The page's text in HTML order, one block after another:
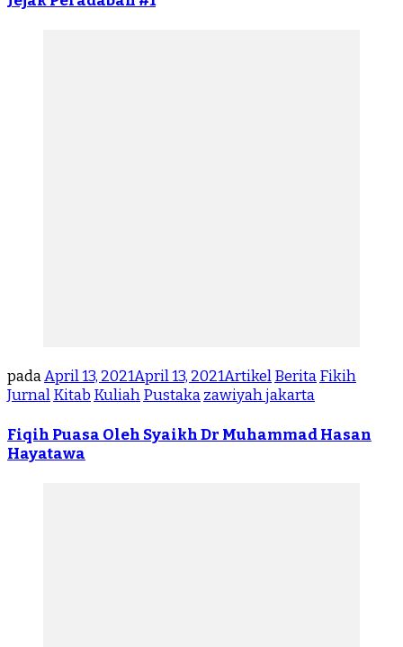
padaApril 13, 2021April 13, 2021ArtikelBeritaFikih
JurnalKitab KuliahPustakazawiyah jakarta
Fiqih Puasa Oleh Syaikh Dr Muhammad Hasan
Hayatawa